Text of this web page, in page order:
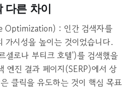
다른 차이
Optimization) : 인간 검색자를
가시성을 높이는 것이었습니다.
셀로나 부티크 호텔')를 검색했을
엔진 결과 페이지(SERP)에서 상
클릭을 유도하는 것이 핵심 목표